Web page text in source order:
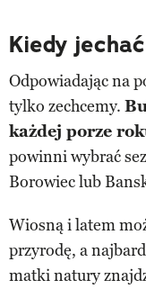
Kiedy
Odpowiadając na
tylko zechcemy.
każdej porze
powinni wybrać
Borowiec lub
Wiosną i latem
przyrodę, a
matki natury